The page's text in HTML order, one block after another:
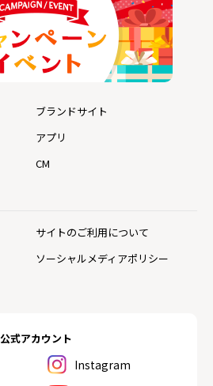
公式アカウント
Instagram
ブランドサイト
アプリ
CM
サイトのご利用について
ソーシャルメディアポリシー